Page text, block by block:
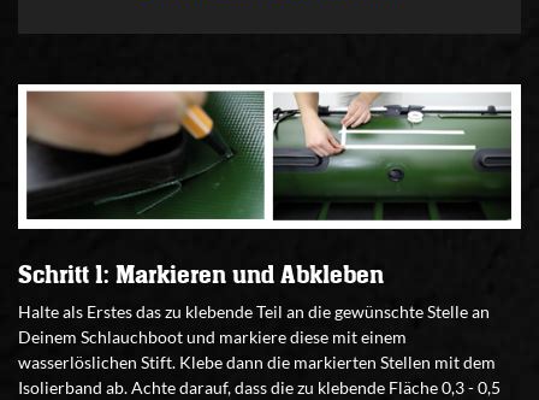
Schritt 1: Markieren und Abkleben
Halte als Erstes das zu klebende Teil an die gewünschte Stelle an
Deinem Schlauchboot und markiere diese mit einem
wasserlöslichen Stift. Klebe dann die markierten Stellen mit dem
Isolierband ab. Achte darauf, dass die zu klebende Fläche 0,3 - 0,5